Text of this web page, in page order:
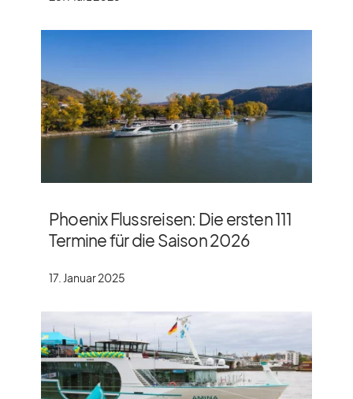
Phoenix Flussreisen: Die ersten 111
Termine für die Saison 2026
17. Januar 2025